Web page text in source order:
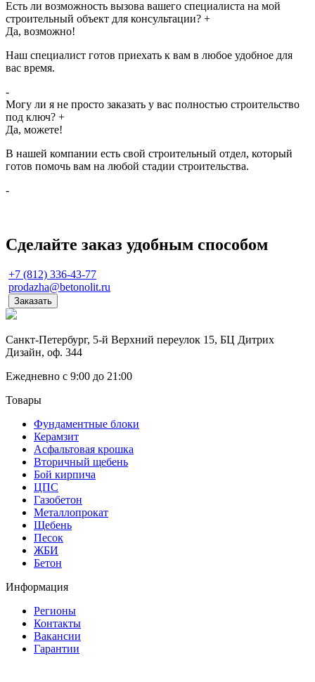
Есть ли возможность вызова вашего специалиста на мой
строительный объект для консультации? +
Да, возможно!
Наш специалист готов приехать к вам в любое удобное для
вас время.
-
Могу ли я не просто заказать у вас полностью строительство
под ключ? +
Да, можете!
В нашей компании есть свой строительный отдел, который
готов помочь вам на любой стадии строительства.
-
Сделайте заказ удобным способом
+7 (812) 336-43-77
prodazha@betonolit.ru
Заказать
Санкт-Петербург, 5-й Верхний переулок 15, БЦ Дитрих
Дизайн, оф. 344
Ежедневно с 9:00 до 21:00
Товары
Фундаментные блоки
Керамзит
Асфальтовая крошка
Вторичный щебень
Бой кирпича
ЦПС
Газобетон
Металлопрокат
Щебень
Песок
ЖБИ
Бетон
Информация
Регионы
Контакты
Вакансии
Гарантии